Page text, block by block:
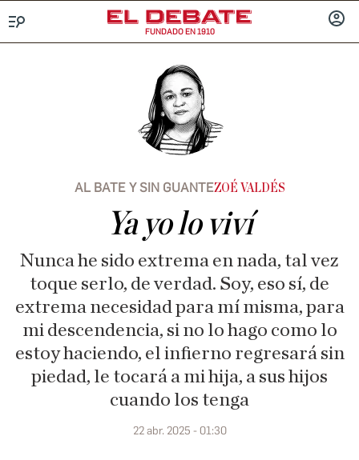
FUNDADO EN 1910
AL BATE Y SIN GUANTEZOÉ VALDÉS
Ya yo lo viví
Nunca he sido extrema en nada, tal vez
toque serlo, de verdad. Soy, eso sí, de
extrema necesidad para mí misma, para
mi descendencia, si no lo hago como lo
estoy haciendo, el infierno regresará sin
piedad, le tocará a mi hija, a sus hijos
cuando los tenga
22 abr. 2025 - 01:30